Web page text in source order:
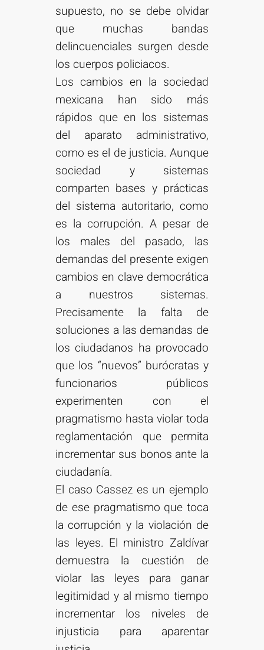
supuesto, no se debe olvidar
que muchas bandas
delincuenciales surgen desde
los cuerpos policiacos.
Los cambios en la sociedad
mexicana han sido más
rápidos que en los sistemas
del aparato administrativo,
como es el de justicia. Aunque
sociedad y sistemas
comparten bases y prácticas
del sistema autoritario, como
es la corrupción. A pesar de
los males del pasado, las
demandas del presente exigen
cambios en clave democrática
a nuestros sistemas.
Precisamente la falta de
soluciones a las demandas de
los ciudadanos ha provocado
que los “nuevos” burócratas y
funcionarios públicos
experimenten con el
pragmatismo hasta violar toda
reglamentación que permita
incrementar sus bonos ante la
ciudadanía.
El caso Cassez es un ejemplo
de ese pragmatismo que toca
la corrupción y la violación de
las leyes. El ministro Zaldívar
demuestra la cuestión de
violar las leyes para ganar
legitimidad y al mismo tiempo
incrementar los niveles de
injusticia para aparentar